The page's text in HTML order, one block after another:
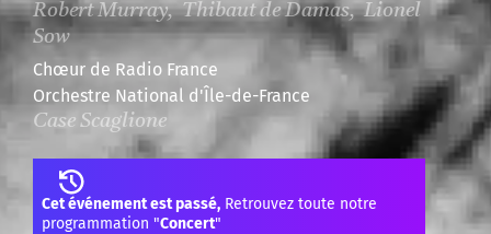
Robert Murray, Thibaut de Damas, Lionel
Sow
Chœur de Radio France
Orchestre National d'Île-de-France
Case Scaglione
Cet événement est passé, Retrouvez toute notre
programmation "Concert"